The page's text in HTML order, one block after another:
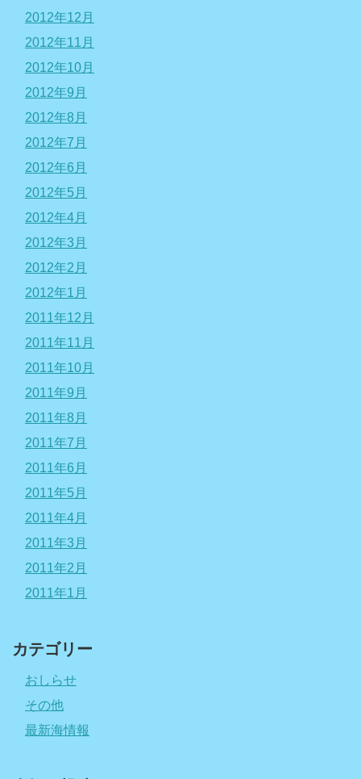
2012年12月
2012年11月
2012年10月
2012年9月
2012年8月
2012年7月
2012年6月
2012年5月
2012年4月
2012年3月
2012年2月
2012年1月
2011年12月
2011年11月
2011年10月
2011年9月
2011年8月
2011年7月
2011年6月
2011年5月
2011年4月
2011年3月
2011年2月
2011年1月
カテゴリー
おしらせ
その他
最新海情報